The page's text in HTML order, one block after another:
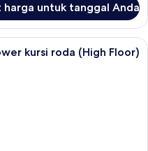
harga untuk tanggal Anda
premium, bantalan ekstra
kursi roda (High Floor)